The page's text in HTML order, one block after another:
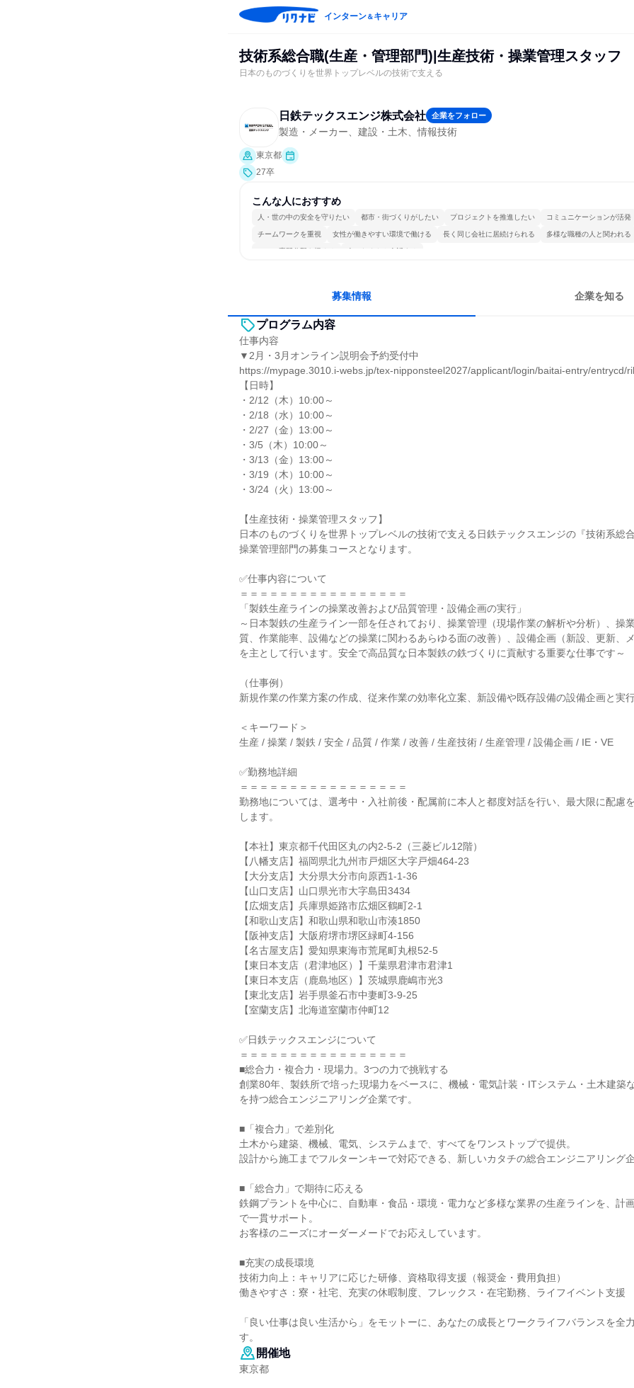
インターン＆キャリア
技術系総合職(生産・管理部門)|生産技術・操業管理スタッフ
日本のものづくりを世界トップレベルの技術で支える
日鉄テックスエンジ株式会社 企業をフォロー
製造・メーカー、建設・土木、情報技術
東京都
27卒
こんな人におすすめ
人・世の中の安全を守りたい 都市・街づくりがしたい プロジェクトを推進したい コミュニケーションが活発
チームワークを重視 女性が働きやすい環境で働ける 長く同じ会社に居続けられる 多様な職種の人と関われる
一つの専門分野を極める 人とたくさん会話する
募集情報 企業を知る
プログラム内容
仕事内容
▼2月・3月オンライン説明会予約受付中
https://mypage.3010.i-webs.jp/tex-nipponsteel2027/applicant/login/baitai-entry/entrycd/
【日時】
・2/12（木）10:00～
・2/18（水）10:00～
・2/27（金）13:00～
・3/5（木）10:00～
・3/13（金）13:00～
・3/19（木）10:00～
・3/24（火）13:00～
【生産技術・操業管理スタッフ】
日本のものづくりを世界トップレベルの技術で支える日鉄テックスエンジの『技術系総
操業管理部門の募集コースとなります。
✅仕事内容について
＝＝＝＝＝＝＝＝＝＝＝＝＝＝＝＝＝
「製鉄生産ラインの操業改善および品質管理・設備企画の実行」
～日本製鉄の生産ライン一部を任されており、操業管理（現場作業の解析や分析）、操
質、作業能率、設備などの操業に関わるあらゆる面の改善）、設備企画（新設、更新、メ
を主として行います。安全で高品質な日本製鉄の鉄づくりに貢献する重要な仕事です～
（仕事例）
新規作業の作業方案の作成、従来作業の効率化立案、新設備や既存設備の設備企画と実
＜キーワード＞
生産 / 操業 / 製鉄 / 安全 / 品質 / 作業 / 改善 / 生産技術 / 生産管理 / 設備企画 / IE・VE
✅勤務地詳細
＝＝＝＝＝＝＝＝＝＝＝＝＝＝＝＝＝
勤務地については、選考中・入社前後・配属前に本人と都度対話を行い、最大限に配慮
します。
【本社】東京都千代田区丸の内2-5-2（三菱ビル12階）
【八幡支店】福岡県北九州市戸畑区大字戸畑464-23
【大分支店】大分県大分市向原西1-1-36
【山口支店】山口県光市大字島田3434
【広畑支店】兵庫県姫路市広畑区鶴町2-1
【和歌山支店】和歌山県和歌山市湊1850
【阪神支店】大阪府堺市堺区緑町4-156
【名古屋支店】愛知県東海市荒尾町丸根52-5
【東日本支店（君津地区）】千葉県君津市君津1
【東日本支店（鹿島地区）】茨城県鹿嶋市光3
【東北支店】岩手県釜石市中妻町3-9-25
【室蘭支店】北海道室蘭市仲町12
✅日鉄テックスエンジについて
＝＝＝＝＝＝＝＝＝＝＝＝＝＝＝＝＝
■総合力・複合力・現場力。3つの力で挑戦する
創業80年、製鉄所で培った現場力をベースに、機械・電気計装・ITシステム・土木建築
を持つ総合エンジニアリング企業です。
■「複合力」で差別化
土木から建築、機械、電気、システムまで、すべてをワンストップで提供。
設計から施工までフルターンキーで対応できる、新しいカタチの総合エンジニアリング企
■「総合力」で期待に応える
鉄鋼プラントを中心に、自動車・食品・環境・電力など多様な業界の生産ラインを、計
で一貫サポート。
お客様のニーズにオーダーメードでお応えしています。
■充実の成長環境
技術力向上：キャリアに応じた研修、資格取得支援（報奨金・費用負担）
働きやすさ：寮・社宅、充実の休暇制度、フレックス・在宅勤務、ライフイベント支援
「良い仕事は良い生活から」をモットーに、あなたの成長とワークライフバランスを全
す。
開催地
東京都